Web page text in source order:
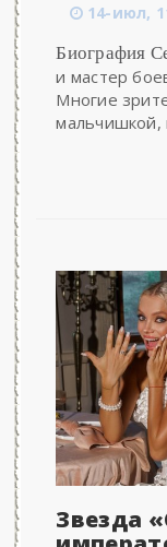
14-июл,
Биография
и мастер
Многие
мальчишкой,
Звезда